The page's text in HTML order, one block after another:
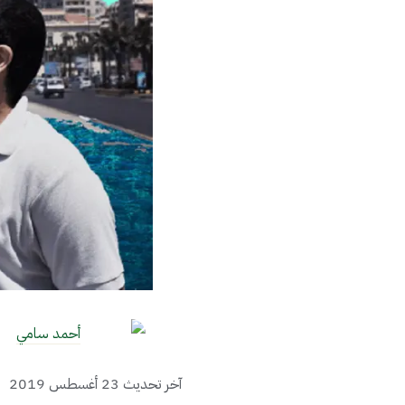
أحمد سامي
آخر تحديث 23 أغسطس 2019